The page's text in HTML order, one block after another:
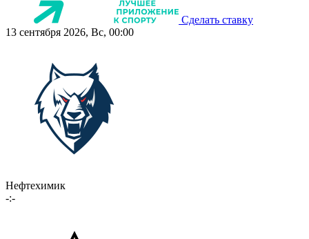
Сделать ставку
13 сентября 2026, Вс, 00:00
Нефтехимик
-:-